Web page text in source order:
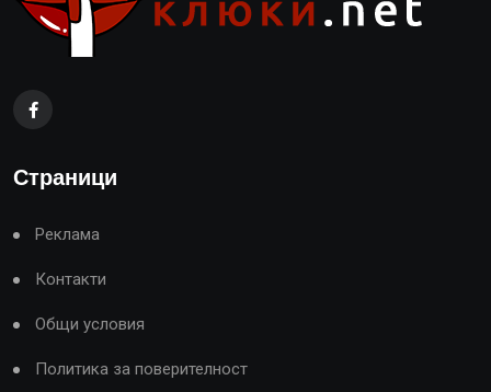
Страници
Реклама
Контакти
Общи условия
Политика за поверителност